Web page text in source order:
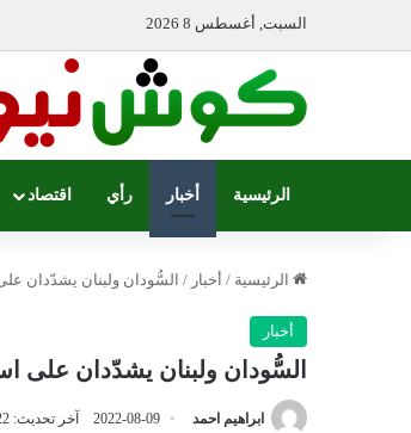
السبت, أغسطس 8 2026
الرئيسية أخبار رأي اقتصاد
الرئيسية / أخبار / السُّودان ولبنان يشدّدان على
أخبار
السُّودان ولبنان يشدّدان على
ابراهيم احمد 2022-08-09 آخر تحديث: 2022-08-09